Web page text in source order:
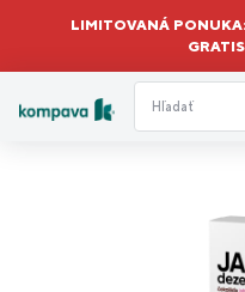
LIMITOVANÁ